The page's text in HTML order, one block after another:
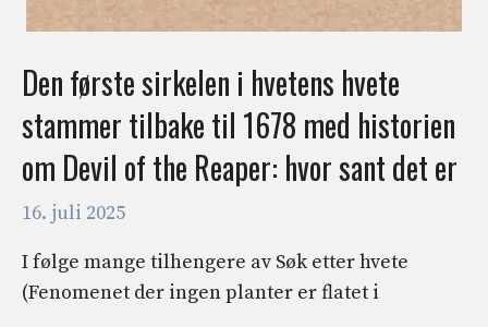
Den første sirkelen i hvetens hvete
stammer tilbake til 1678 med historien
om Devil of the Reaper: hvor sant det er
16. juli 2025
I følge mange tilhengere av Søk etter hvete
(Fenomenet der ingen planter er flatet i